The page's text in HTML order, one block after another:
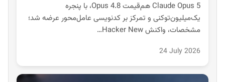
Claude Opus 5 هم‌قیمت Opus 4.8، با پنجره
یک‌میلیون‌توکنی و تمرکز بر کدنویسی عامل‌محور عرضه شد؛
مشخصات، واکنش Hacker New…
24 July 2026